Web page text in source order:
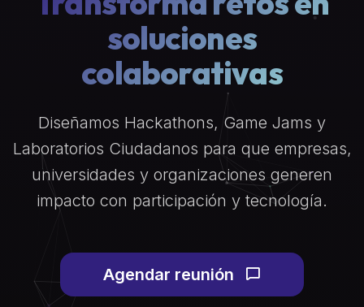
soluciones
colaborativas
Diseñamos Hackathons, Game Jams y
Laboratorios Ciudadanos para que empresas,
universidades y organizaciones generen
impacto con participación y tecnología.
Agendar reunión